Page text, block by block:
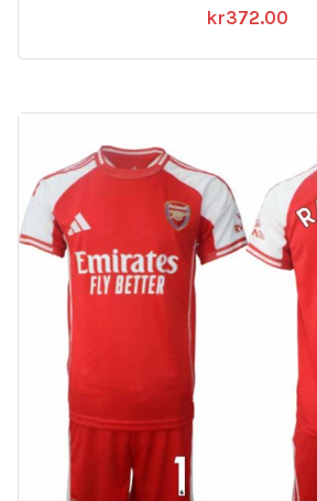
kr372.00